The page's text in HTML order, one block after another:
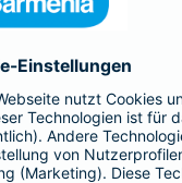
in der Kfz-